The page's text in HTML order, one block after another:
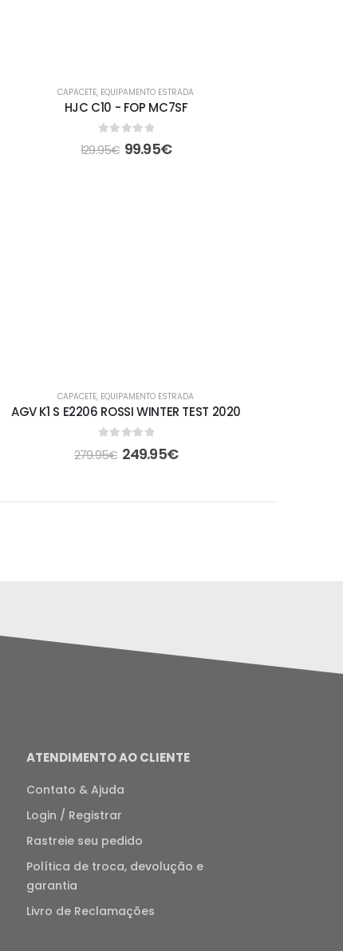
CAPACETE, EQUIPAMENTO ESTRADA
HJC C10 - FOP MC7SF
out of 5
129.95€ 99.95€
-11%
CAPACETE, EQUIPAMENTO ESTRADA
AGV K1 S E2206 ROSSI WINTER TEST 2020
279.95€ 249.95€
ATENDIMENTO AO CLIENTE
Contato & Ajuda
Login / Registrar
Rastreie seu pedido
Política de troca, devolução e
garantia
Livro de Reclamações